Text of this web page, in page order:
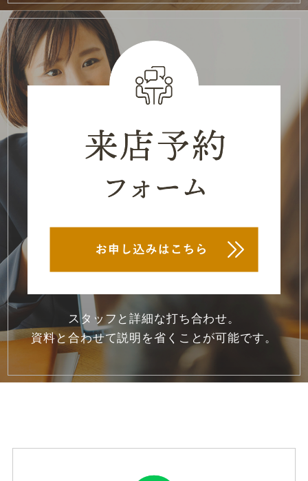
2021年6月 (2)
2021年5月(2)
2021年3月(3)
2021年2月
2021年1月 (2)
2020年10月(1)
2020年9月
2020年7月(5)
2020年6月(6)
2020年5月(7)
スタッフと詳細な打ち合わせ。
資料と合わせて説明を省くことが可能です。